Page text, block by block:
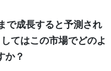
で成長すると予測され
てはこの市場でどのよ
か？